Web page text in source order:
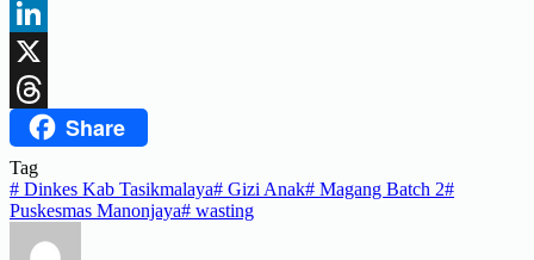
Facebook
LinkedIn
X
ThreadsShare
Tag
# Dinkes Kab Tasikmalaya# Gizi Anak# Magang Batch 2#
Puskesmas Manonjaya# wasting